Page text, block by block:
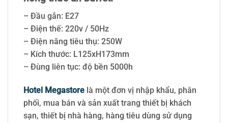
– Đầu gắn: E27
– Điện thế: 220v / 50Hz
– Điện năng tiêu thụ: 250W
– Kích thước: L125xH173mm
– Đùng liên tục: độ bền 5000h
Hotel Megastore là một đơn vị nhập khẩu, phân
phối, mua bán và sản xuất trang thiết bị khách
sạn, thiết bị nhà hàng, hàng tiêu dùng sử dụng